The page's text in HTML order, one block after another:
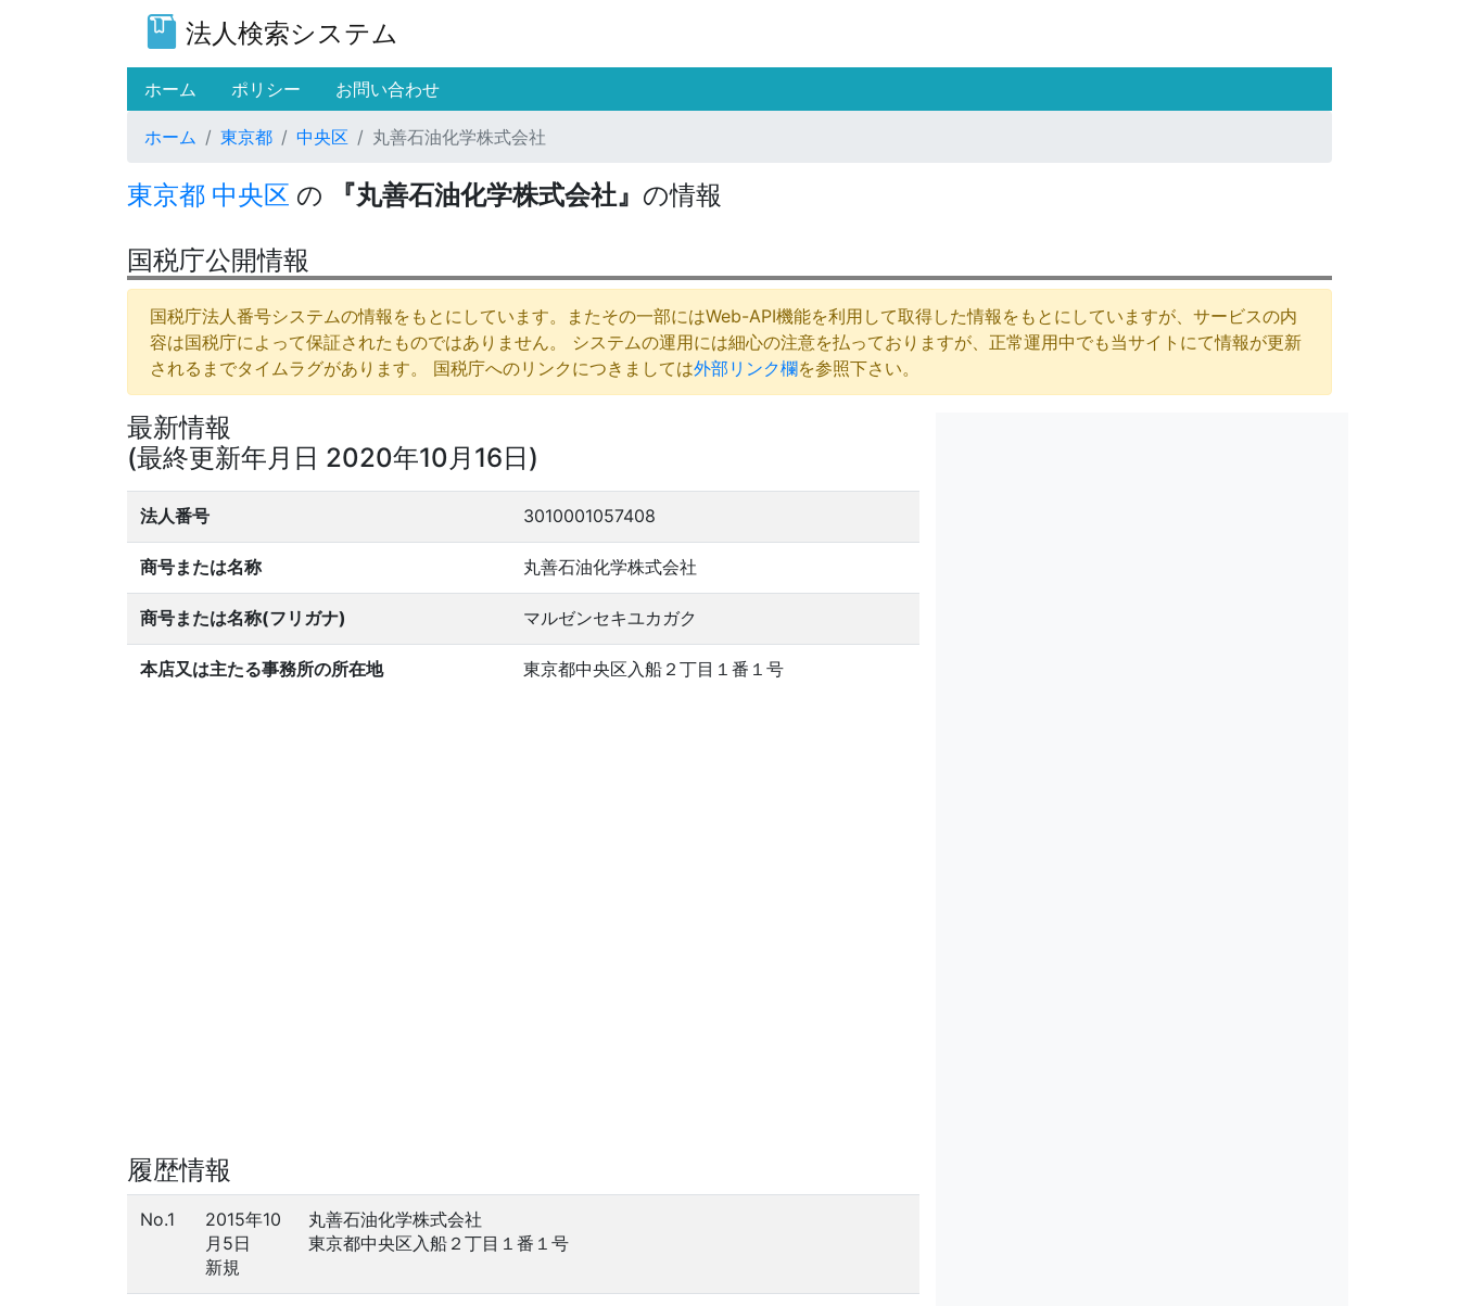
法人検索システム
ホーム (current)
ポリシー お問い合わせ
ホーム 東京都 中央区 丸善石油化学株式会社
東京都 中央区 の 『丸善石油化学株式会社』 の情報
国税庁公開情報
国税庁法人番号システムの情報をもとにしています。またその一部にはWeb-API機能を利用して取得した情報をもとにしていますが、サービスの内
容は国税庁によって保証されたものではありません。 システムの運用には細心の注意を払っておりますが、正常運用中でも当サイトにて情報が更新
されるまでタイムラグがあります。 国税庁へのリンクにつきましては外部リンク欄を参照下さい。
最新情報
(最終更新年月日 2020年10月16日)
法人番号 3010001057408
商号または名称 丸善石油化学株式会社
商号または名称(フリガナ) マルゼンセキユカガク
本店又は主たる事務所の所在地 東京都中央区入船２丁目１番１号
履歴情報
No.1
2015年10
月5日
新規
丸善石油化学株式会社
東京都中央区入船２丁目１番１号